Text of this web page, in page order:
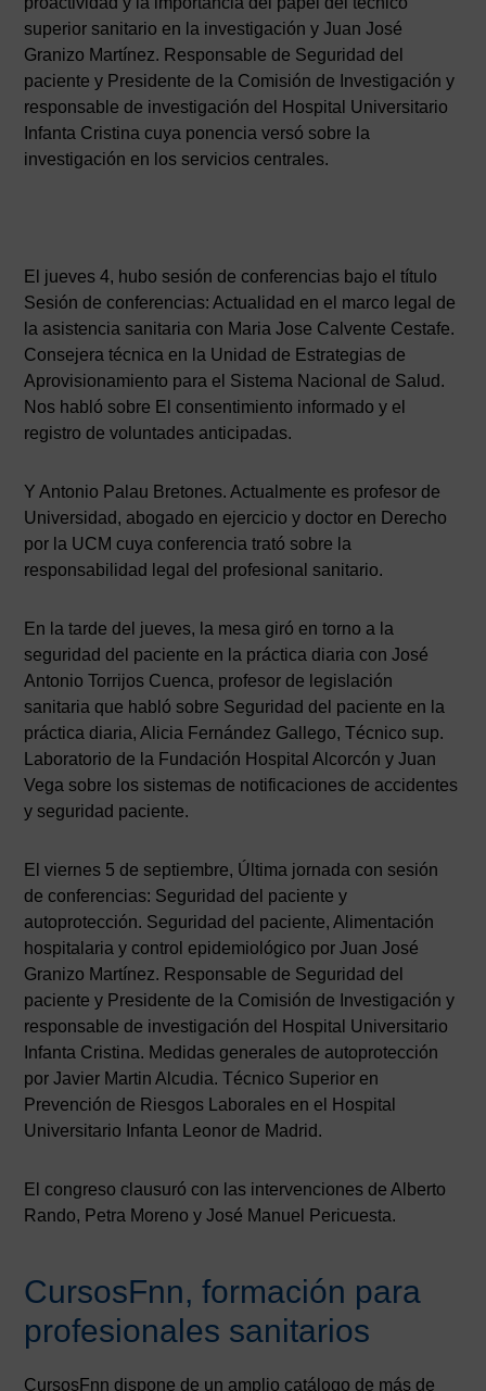
superior sanitario en la investigación y Juan José
Granizo Martínez. Responsable de Seguridad del
paciente y Presidente de la Comisión de Investigación y
responsable de investigación del Hospital Universitario
Infanta Cristina cuya ponencia versó sobre la
investigación en los servicios centrales.
El jueves 4, hubo sesión de conferencias bajo el título
Sesión de conferencias: Actualidad en el marco legal de
la asistencia sanitaria con Maria Jose Calvente Cestafe.
Consejera técnica en la Unidad de Estrategias de
Aprovisionamiento para el Sistema Nacional de Salud.
Nos habló sobre El consentimiento informado y el
registro de voluntades anticipadas.
Y Antonio Palau Bretones. Actualmente es profesor de
Universidad, abogado en ejercicio y doctor en Derecho
por la UCM cuya conferencia trató sobre la
responsabilidad legal del profesional sanitario.
En la tarde del jueves, la mesa giró en torno a la
seguridad del paciente en la práctica diaria con José
Antonio Torrijos Cuenca, profesor de legislación
sanitaria que habló sobre Seguridad del paciente en la
práctica diaria, Alicia Fernández Gallego, Técnico sup.
Laboratorio de la Fundación Hospital Alcorcón y Juan
Vega sobre los sistemas de notificaciones de accidentes
y seguridad paciente.
El viernes 5 de septiembre, Última jornada con sesión
de conferencias: Seguridad del paciente y
autoprotección. Seguridad del paciente, Alimentación
hospitalaria y control epidemiológico por Juan José
Granizo Martínez. Responsable de Seguridad del
paciente y Presidente de la Comisión de Investigación y
responsable de investigación del Hospital Universitario
Infanta Cristina. Medidas generales de autoprotección
por Javier Martin Alcudia. Técnico Superior en
Prevención de Riesgos Laborales en el Hospital
Universitario Infanta Leonor de Madrid.
El congreso clausuró con las intervenciones de Alberto
Rando, Petra Moreno y José Manuel Pericuesta.
CursosFnn, formación para
profesionales sanitarios
CursosFnn dispone de un amplio catálogo de más de